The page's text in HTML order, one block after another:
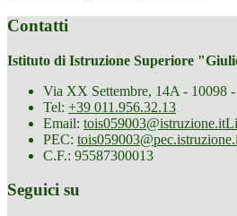
Contatti
Istituto di Istruzione Superiore
Via XX Settembre, 14A - 10098
Tel: +39 011.956.32.13
Email: tois059003@istruzione.it
PEC:
C.F.: 95587300013
Seguici su